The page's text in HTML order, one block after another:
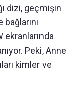
dizi, geçmişin
ekranlarında
Peki, Anne
kimler ve